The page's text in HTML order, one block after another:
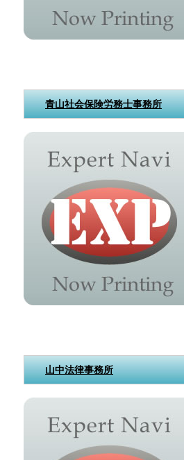
青山社会保険労務士事務所
山中法律事務所